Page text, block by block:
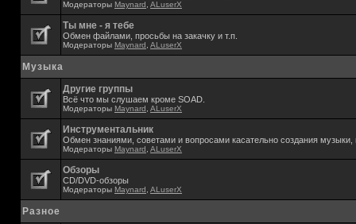
Модераторы Maynard ALuserX
Ты мне - я тебе
Обмен файлами, просьбы на закачку и т.п.
Модераторы Maynard ALuserX
Музыка
Другие группы
Всё что мы слушаем кроме SOAD.
Модераторы Maynard ALuserX
Инструментальник
Обмен знаниями, советами и вопросами касательно создания музыки,
Модераторы Maynard ALuserX
Обзоры
CD/DVD-обзоры
Модераторы Maynard ALuserX
Разное